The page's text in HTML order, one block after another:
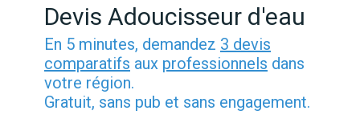
Devis Adoucisseur d'eau
En 5 minutes, demandez 3 devis
comparatifs aux professionnels dans
votre région.
Gratuit, sans pub et sans engagement.